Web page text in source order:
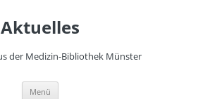
Aktuelles
der Medizin-Bibliothek Münster
Menü